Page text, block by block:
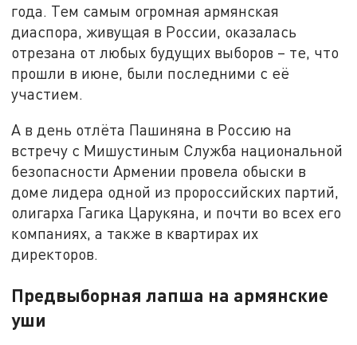
года. Тем самым огромная армянская
диаспора, живущая в России, оказалась
отрезана от любых будущих выборов – те, что
прошли в июне, были последними с её
участием.
А в день отлёта Пашиняна в Россию на
встречу с Мишустиным Служба национальной
безопасности Армении провела обыски в
доме лидера одной из пророссийских партий,
олигарха Гагика Царукяна, и почти во всех его
компаниях, а также в квартирах их
директоров.
Предвыборная лапша на армянские
уши